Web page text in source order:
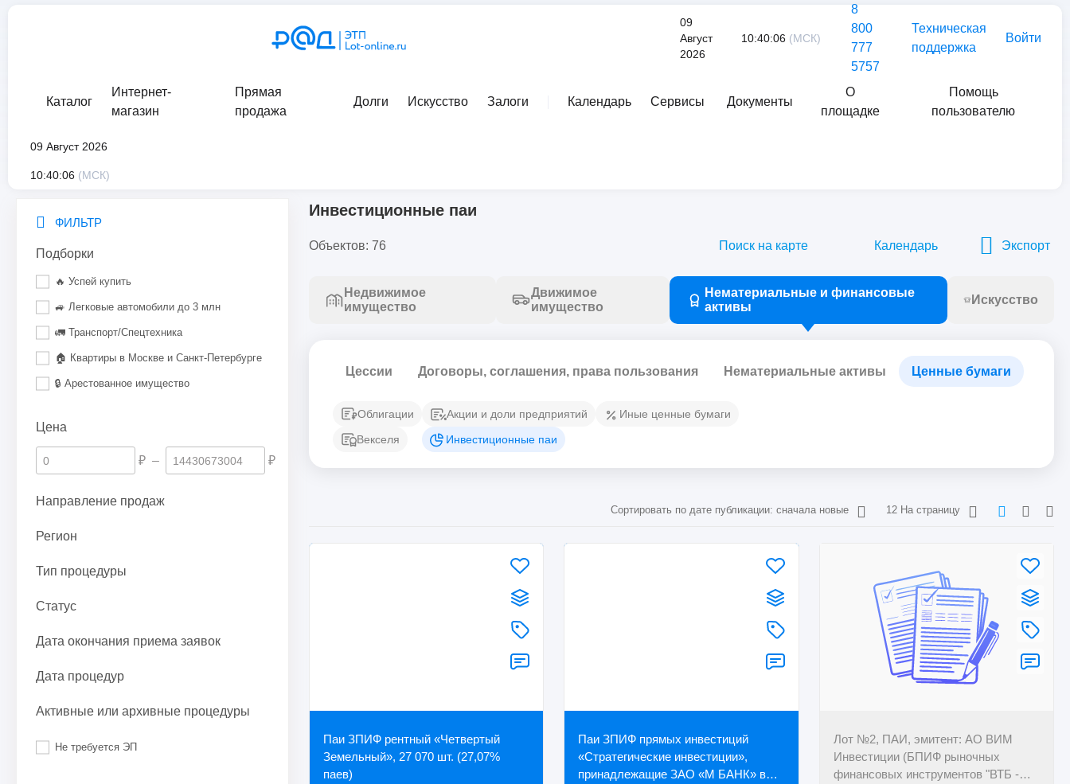
09
Август
2026
10:40:06 (МСК)
8
800
777
5757
Техническая
поддержка
Войти
Каталог
Интернет-
магазин
Прямая
продажа
Долги Искусство Залоги Календарь Сервисы Документы
О
площадке
Помощь
пользователю
09 Август 2026
10:40:06 (МСК)
ФИЛЬТР
Подборки
🔥 Успей купить
🚙 Легковые автомобили до 3 млн
🚛 Транспорт/Спецтехника
🏠 Квартиры в Москве и Санкт-Петербурге
🔒 Арестованное имущество
Цена
₽ – ₽
Направление продаж
Регион
Тип процедуры
Статус
Дата окончания приема заявок
Дата процедур
Активные или архивные процедуры
Не требуется ЭП
Инвестиционные паи
Объектов: 76 Поиск на карте Календарь Экспорт
Недвижимое
имущество
Движимое
имущество
Нематериальные и финансовые
активы
Искусство
Цессии Договоры, соглашения, права пользования Нематериальные активы Ценные бумаги
Облигации
Векселя
Акции и доли предприятий
Инвестиционные паи
Иные ценные бумаги
Сортировать по дате публикации: сначала новые 12 На страницу
Паи ЗПИФ рентный «Четвертый
Земельный», 27 070 шт. (27,07%
паев)
Паи ЗПИФ прямых инвестиций
«Стратегические инвестиции»,
принадлежащие ЗАО «М БАНК» в
Лот №2, ПАИ, эмитент: АО ВИМ
Инвестиции (БПИФ рыночных
финансовых инструментов "ВТБ -